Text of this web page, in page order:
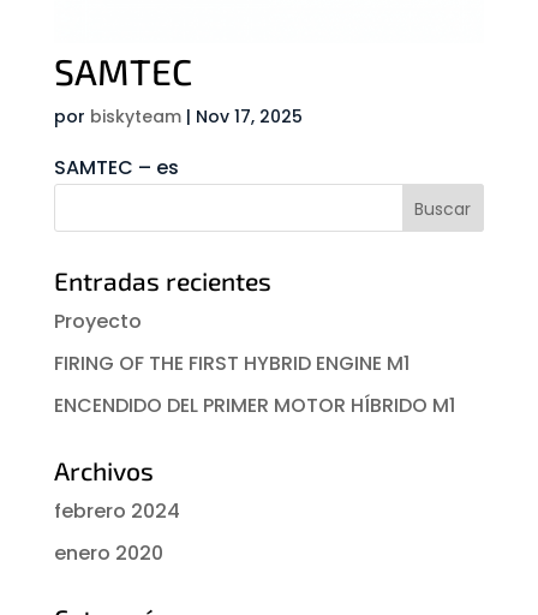
SAMTEC
por biskyteam| Nov 17, 2025
SAMTEC – es
Entradas recientes
Proyecto
FIRING OF THE FIRST HYBRID ENGINE M1
ENCENDIDO DEL PRIMER MOTOR HÍBRIDO M1
Archivos
febrero 2024
enero 2020